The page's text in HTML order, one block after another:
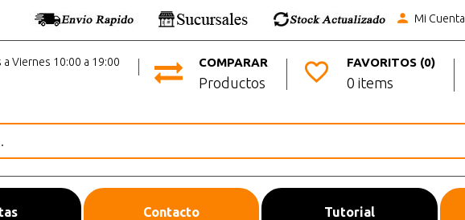
Mi Cuenta
FAVORITOS (0)
0 items
COMPARAR
Productos
a Viernes 10:00 a 19:00
Contacto Tutorial